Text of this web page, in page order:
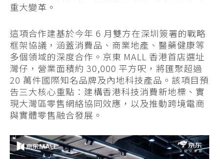
重大變革。
這項合作建基於今年 6 月雙方在深圳簽署的戰略
框架協議，涵蓋消費品、商業地產、醫藥健康等
多個領域的深度合作。京東 MALL 香港首店選址
灣仔，營業面積約 30,000 平方呎，將匯聚超過
20 萬件國際知名品牌及內地科技產品。該項目預
告三大核心重點：建構香港科技消費新地標、實
現大灣區零售網絡協同效應，以及推動跨境電商
與實體零售融合發展。